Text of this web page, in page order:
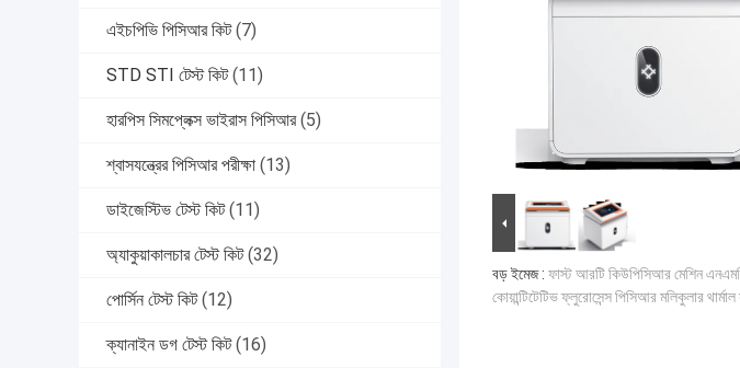
এইচপিভি পিসিআর কিট (7)
STD STI টেস্ট কিট (11)
হারপিস সিমপ্লেক্স ভাইরাস পিসিআর (5)
শ্বাসযন্ত্রের পিসিআর পরীক্ষা (13)
ডাইজেস্টিভ টেস্ট কিট (11)
অ্যাকুয়াকালচার টেস্ট কিট (32)
পোর্সিন টেস্ট কিট (12)
ক্যানাইন ডগ টেস্ট কিট (16)
বড় ইমেজ : ফাস্ট আরটি কিউপিসিআর মেশিন
কোয়ান্টিটেটিভ ফ্লুরোসেন্স পিসিআর মলিকুলার